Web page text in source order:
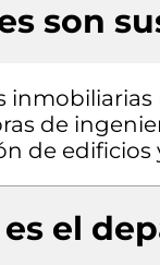
son
inmobiliarias
de
de edificios
es el